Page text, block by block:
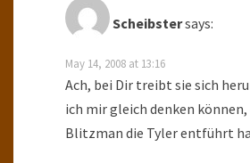
Scheibstersays:
May 14, 2008 at 13:16
Ach, bei Dir treibt sie sich
ich mir gleich denken können,
Blitzman die Tyler entführt